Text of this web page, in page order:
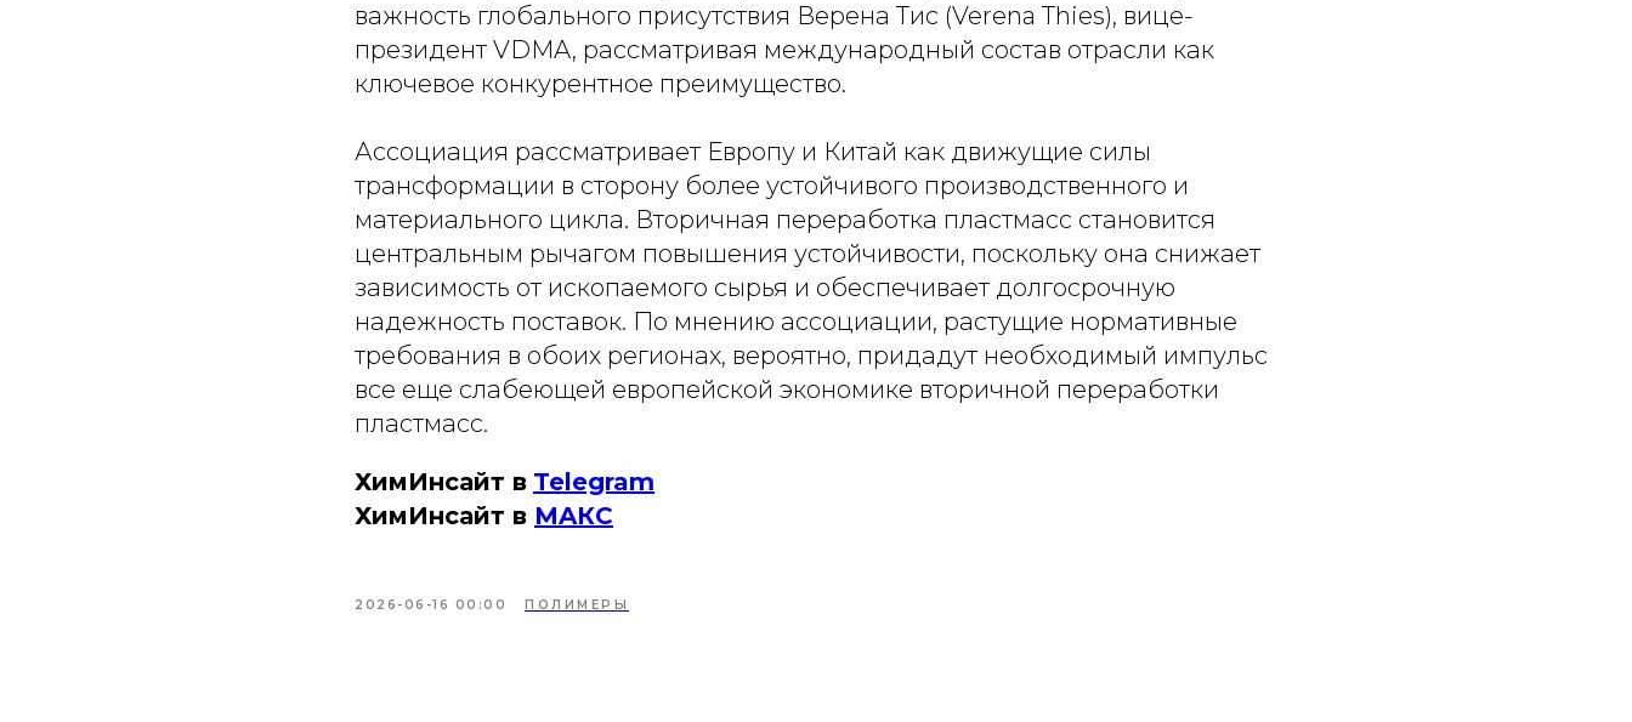
важность глобального присутствия Верена Тис (Verena Thies), вице-
президент VDMA, рассматривая международный состав отрасли как
ключевое конкурентное преимущество.
Ассоциация рассматривает Европу и Китай как движущие силы
трансформации в сторону более устойчивого производственного и
материального цикла. Вторичная переработка пластмасс становится
центральным рычагом повышения устойчивости, поскольку она снижает
зависимость от ископаемого сырья и обеспечивает долгосрочную
надежность поставок. По мнению ассоциации, растущие нормативные
требования в обоих регионах, вероятно, придадут необходимый импульс
все еще слабеющей европейской экономике вторичной переработки
пластмасс.
ХимИнсайт в Telegram
ХимИнсайт в MAКС
2026-06-16 00:00 ПОЛИМЕРЫ